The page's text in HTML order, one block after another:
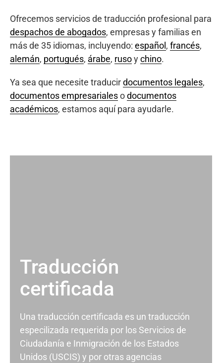
Ofrecemos servicios de traducción profesional para
despachos de abogados, empresas y familias en
más de 35 idiomas, incluyendo: español , francés,
alemán, portugués, árabe, rusoychino.
Ya sea que necesite traducirdocumentos legales,
documentos empresarialesodocumentos
académicos, estamos aquí para ayudarle.
Traducción
certificada
Una traducción certificada es un traducción
especilizada requerida por los Servicios de
Ciudadanía e Inmigración de los Estados
Unidos (USCIS) y por otras agencias